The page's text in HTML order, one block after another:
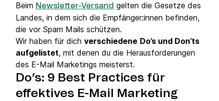
Beim Newsletter-Versand gelten die Gesetze des
Landes, in dem sich die Empfänger:innen befinden,
die vor Spam Mails schützen.
Wir haben für dich verschiedene Do’s und Don’ts
aufgelistet, mit denen du die Herausforderungen
des E-Mail Marketings meisterst.
Do’s: 9 Best Practices für
effektives E-Mail Marketing